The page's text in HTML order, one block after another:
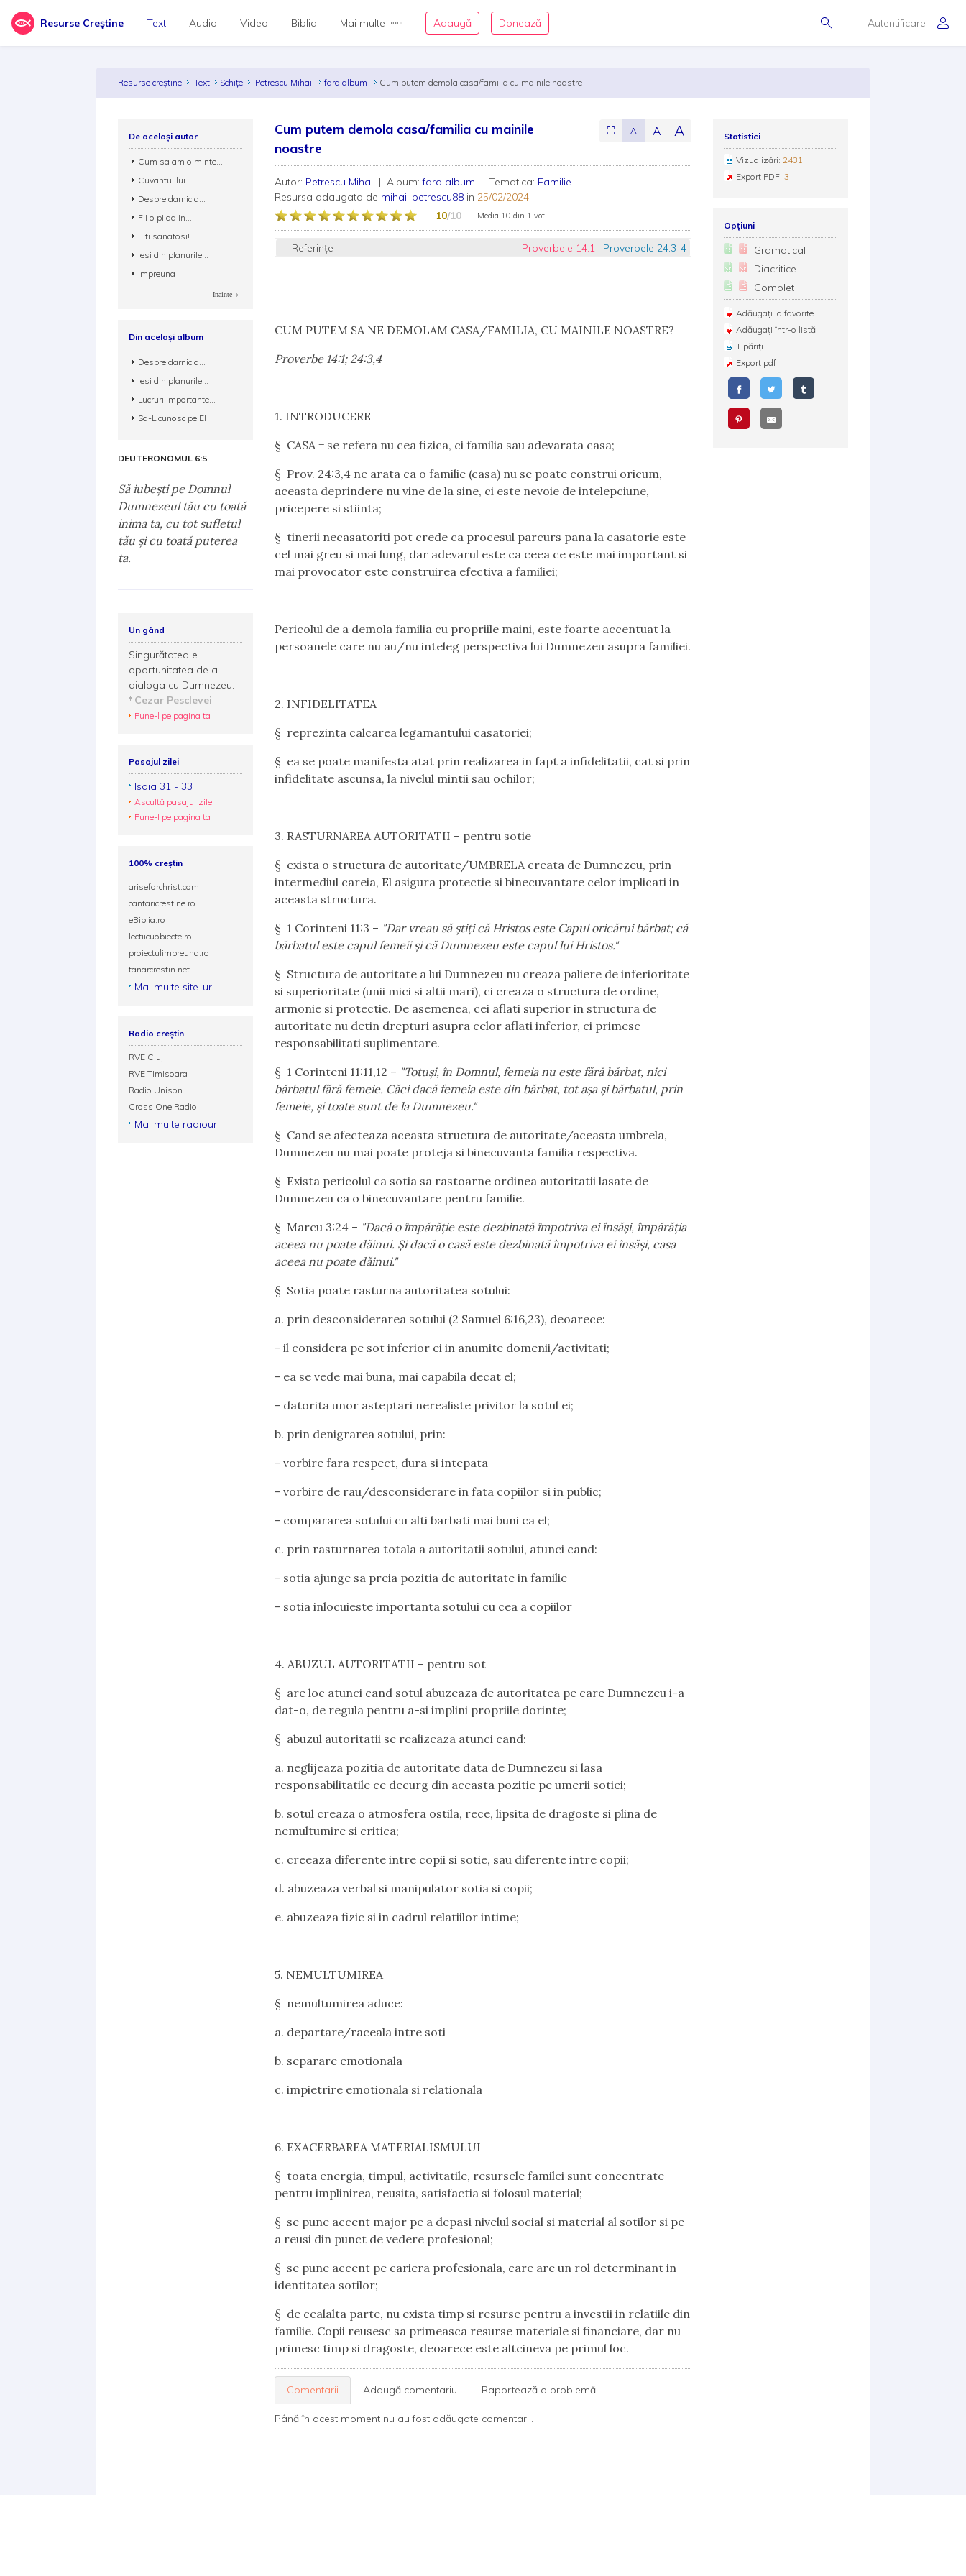
Resurse Creștine Autentificare
Text Audio Video Biblia Mai multe Adaugă Donează
Resurse creștine Text Schițe Petrescu Mihai fara album Cum putem demola casa/familia cu mainile noastre
Cum putem demola casa/familia cu mainile
noastre
⛶ A A A
Autor: Petrescu Mihai | Album:fara album | Tematica: Familie
Resursa adaugata de mihai_petrescu88 in 25/02/2024
10/10 Media 10 din 1 vot
Referințe Proverbele 14:1 | Proverbele 24:3-4
CUM PUTEM SA NE DEMOLAM CASA/FAMILIA, CU MAINILE NOASTRE?
Proverbe 14:1; 24:3,4
1. INTRODUCERE
§ CASA = se refera nu cea fizica, ci familia sau adevarata casa;
§ Prov. 24:3,4 ne arata ca o familie (casa) nu se poate construi oricum,
aceasta deprindere nu vine de la sine, ci este nevoie de intelepciune,
pricepere si stiinta;
§ tinerii necasatoriti pot crede ca procesul parcurs pana la casatorie este
cel mai greu si mai lung, dar adevarul este ca ceea ce este mai important si
mai provocator este construirea efectiva a familiei;
Pericolul de a demola familia cu propriile maini, este foarte accentuat la
persoanele care nu au/nu inteleg perspectiva lui Dumnezeu asupra familiei.
2. INFIDELITATEA
§ reprezinta calcarea legamantului casatoriei;
§ ea se poate manifesta atat prin realizarea in fapt a infidelitatii, cat si prin
infidelitate ascunsa, la nivelul mintii sau ochilor;
3. RASTURNAREA AUTORITATII – pentru sotie
§ exista o structura de autoritate/UMBRELA creata de Dumnezeu, prin
intermediul careia, El asigura protectie si binecuvantare celor implicati in
aceasta structura.
§ 1 Corinteni 11:3 – "Dar vreau să ştiţi că Hristos este Capul oricărui bărbat; că
bărbatul este capul femeii şi că Dumnezeu este capul lui Hristos."
§ Structura de autoritate a lui Dumnezeu nu creaza paliere de inferioritate
si superioritate (unii mici si altii mari), ci creaza o structura de ordine,
armonie si protectie. De asemenea, cei aflati superior in structura de
autoritate nu detin drepturi asupra celor aflati inferior, ci primesc
responsabilitati suplimentare.
§ 1 Corinteni 11:11,12 – "Totuşi, în Domnul, femeia nu este fără bărbat, nici
bărbatul fără femeie. Căci dacă femeia este din bărbat, tot aşa şi bărbatul, prin
femeie, şi toate sunt de la Dumnezeu."
§ Cand se afecteaza aceasta structura de autoritate/aceasta umbrela,
Dumnezeu nu mai poate proteja si binecuvanta familia respectiva.
§ Exista pericolul ca sotia sa rastoarne ordinea autoritatii lasate de
Dumnezeu ca o binecuvantare pentru familie.
§ Marcu 3:24 – "Dacă o împărăţie este dezbinată împotriva ei însăşi, împărăţia
aceea nu poate dăinui. Şi dacă o casă este dezbinată împotriva ei însăşi, casa
aceea nu poate dăinui."
§ Sotia poate rasturna autoritatea sotului:
a. prin desconsiderarea sotului (2 Samuel 6:16,23), deoarece:
- il considera pe sot inferior ei in anumite domenii/activitati;
- ea se vede mai buna, mai capabila decat el;
- datorita unor asteptari nerealiste privitor la sotul ei;
b. prin denigrarea sotului, prin:
- vorbire fara respect, dura si intepata
- vorbire de rau/desconsiderare in fata copiilor si in public;
- compararea sotului cu alti barbati mai buni ca el;
c. prin rasturnarea totala a autoritatii sotului, atunci cand:
- sotia ajunge sa preia pozitia de autoritate in familie
- sotia inlocuieste importanta sotului cu cea a copiilor
4. ABUZUL AUTORITATII – pentru sot
§ are loc atunci cand sotul abuzeaza de autoritatea pe care Dumnezeu i-a
dat-o, de regula pentru a-si implini propriile dorinte;
§ abuzul autoritatii se realizeaza atunci cand:
a. neglijeaza pozitia de autoritate data de Dumnezeu si lasa
responsabilitatile ce decurg din aceasta pozitie pe umerii sotiei;
b. sotul creaza o atmosfera ostila, rece, lipsita de dragoste si plina de
nemultumire si critica;
c. creeaza diferente intre copii si sotie, sau diferente intre copii;
d. abuzeaza verbal si manipulator sotia si copii;
e. abuzeaza fizic si in cadrul relatiilor intime;
5. NEMULTUMIREA
§ nemultumirea aduce:
a. departare/raceala intre soti
b. separare emotionala
c.impietrire emotionala si relationala
6. EXACERBAREA MATERIALISMULUI
§ toata energia, timpul, activitatile, resursele familei sunt concentrate
pentru implinirea, reusita, satisfactia si folosul material;
§ se pune accent major pe a depasi nivelul social si material al sotilor si pe
a reusi din punct de vedere profesional;
§ se pune accent pe cariera profesionala, care are un rol determinant in
identitatea sotilor;
§ de cealalta parte, nu exista timp si resurse pentru a investii in relatiile din
familie. Copii reusesc sa primeasca resurse materiale si financiare, dar nu
primesc timp si dragoste, deoarece este altcineva pe primul loc.
Comentarii Adaugă comentariu Raportează o problemă
Până în acest moment nu au fost adăugate comentarii.
Statistici
Vizualizări: 2431
Export PDF: 3
Opțiuni
Gramatical
Diacritice
Complet
Adăugați la favorite
Adăugați într-o listă
Tipăriți
Export pdf
De același autor
Cum sa am o minte...
Cuvantul lui...
Despre darnicia...
Fii o pilda in...
Fiti sanatosi!
Iesi din planurile...
Impreuna
Inainte
Din același album
Despre darnicia...
Iesi din planurile...
Lucruri importante...
Sa-L cunosc pe El
DEUTERONOMUL 6:5
Să iubeşti pe Domnul
Dumnezeul tău cu toată
inima ta, cu tot sufletul
tău şi cu toată puterea
ta.
Un gând
Singurătatea e
oportunitatea de a
dialoga cu Dumnezeu.
Cezar Pesclevei
Pune-l pe pagina ta
Pasajul zilei
Isaia 31 - 33
Ascultă pasajul zilei
Pune-l pe pagina ta
100% creștin
ariseforchrist.com
cantaricrestine.ro
eBiblia.ro
lectiicuobiecte.ro
proiectulimpreuna.ro
tanarcrestin.net
Mai multe site-uri
Radio creștin
RVE Cluj
RVE Timisoara
Radio Unison
Cross One Radio
Mai multe radiouri